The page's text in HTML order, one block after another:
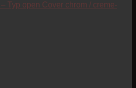
Typ open Cover chrom / creme-